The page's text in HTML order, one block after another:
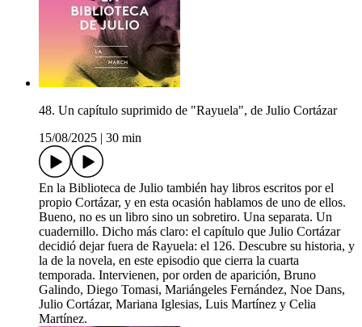
48. Un capítulo suprimido de "Rayuela", de Julio Cortázar
15/08/2025
30 min
En la Biblioteca de Julio también hay libros escritos por el
propio Cortázar, y en esta ocasión hablamos de uno de ellos.
Bueno, no es un libro sino un sobretiro. Una separata. Un
cuadernillo. Dicho más claro: el capítulo que Julio Cortázar
decidió dejar fuera de Rayuela: el 126. Descubre su historia, y
la de la novela, en este episodio que cierra la cuarta
temporada. Intervienen, por orden de aparición, Bruno
Galindo, Diego Tomasi, Mariángeles Fernández, Noe Dans,
Julio Cortázar, Mariana Iglesias, Luis Martínez y Celia
Martínez.